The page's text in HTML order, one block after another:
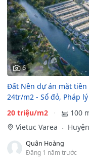
6
Đất Nền dự án mặt tiền
24tr/m2 - Sổ đỏ, Pháp
20 triệu/m2
100
Vietuc Varea
Quân Hoàng
Đăng 1 năm trước